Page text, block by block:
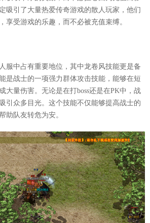
吸引了大量热爱传奇游戏的散人玩家，他们
享受游戏的乐趣，而不必被充值束缚。
服中占有重要地位，其中龙卷风技能更是备
是战士的一项强力群体攻击技能，能够在短
大量伤害。无论是在打boss还是在PK中，战
引众多目光。这个技能不仅能够提高战士的
助队友转危为安。